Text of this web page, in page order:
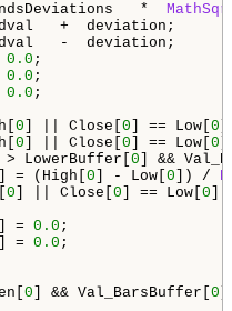
*
+  deviation;
-  deviation;
0.0 ;
0.0 ;
0.0 ;
0 ] || Close[ 0 ] == Low[ 0
0 ] || Close[ 0 ] == Low[ 0
> LowerBuffer[ 0 ] &&
] = (High[ 0 ] - Low[ 0 ]) /
0 ] || Close[ 0 ] == Low[ 0
] = 0.0 ;
] = 0.0 ;
0 ] && Val_BarsBuffer[ 0